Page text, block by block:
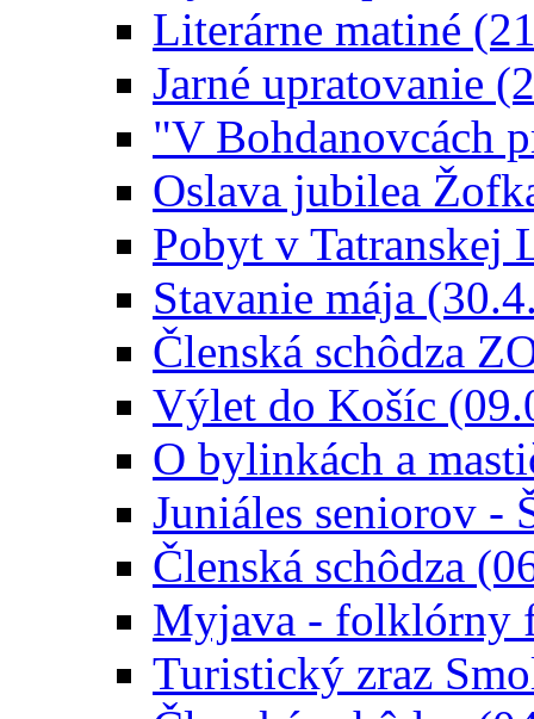
Literárne matiné
Jarné upratovanie
"V Bohdanovcách
Oslava jubilea
Pobyt v Tatranskej
Stavanie mája
Členská schôdza
Výlet do Košíc
O bylinkách a
Juniáles seniorov -
Členská schôdza
Myjava - folklórny
Turistický zraz